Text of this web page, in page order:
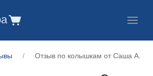
Отзыв по колышкам от Саша А.